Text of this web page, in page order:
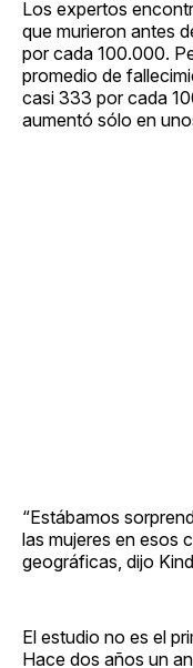
Los expertos
que murieron antes
por cada 100.000.
promedio de
casi 333 por cada
aumentó sólo en
“Estábamos
las mujeres en esos
geográficas, dijo
El estudio no es el
Hace dos años un